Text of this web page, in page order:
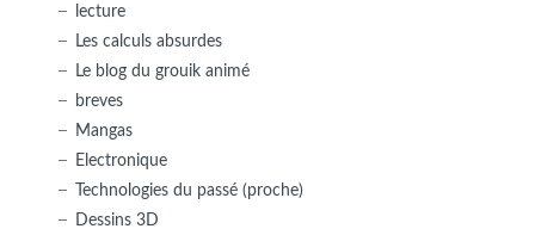
lecture
Les calculs absurdes
Le blog du grouik animé
breves
Mangas
Electronique
Technologies du passé (proche)
Dessins 3D